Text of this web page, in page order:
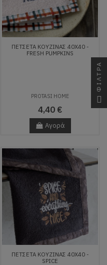
ΠΕΤΣΈΤΑ ΚΟΥΖΊΝΑΣ 40X40 -
FRESH PUMPKINS
PROTASI HOME
4,40 €
Αγορά
ΠΕΤΣΈΤΑ ΚΟΥΖΊΝΑΣ 40X40 -
SPICE
ΦΙΛΤΡΑ